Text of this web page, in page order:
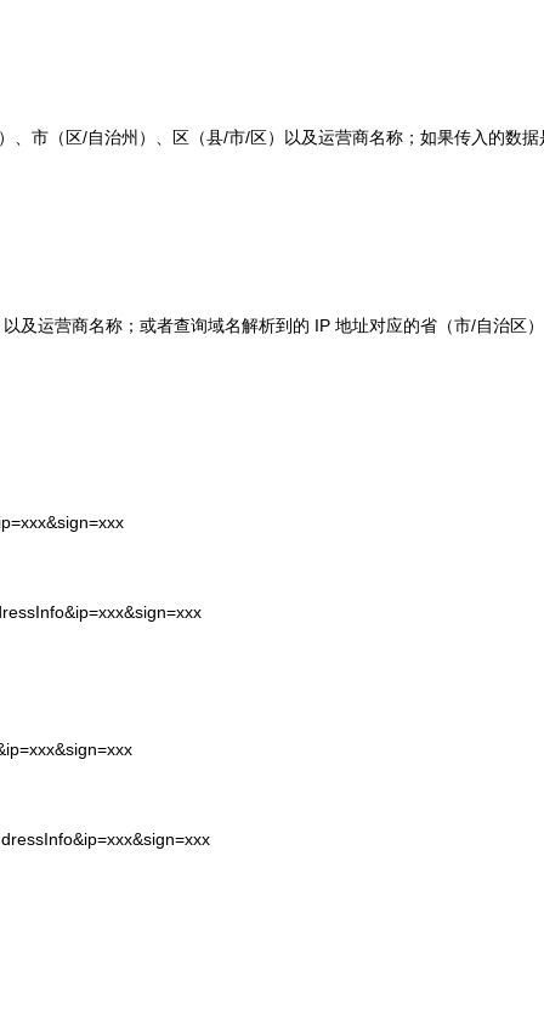
市（区/自治州）、区（县/市/区）以及运营商名称；如果传入的数
及运营商名称；或者查询域名解析到的 IP 地址对应的省（市/自治区